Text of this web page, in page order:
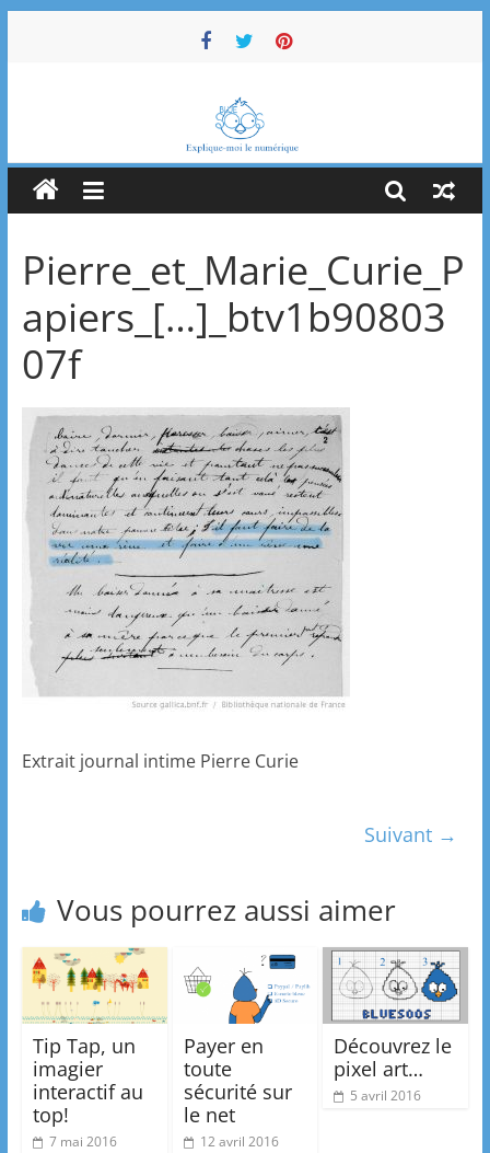
Bluesoos
moi
le
Pierre_et_Marie_Curie_P
apiers_[…]_btv1b90803
07f
Extrait journal intime Pierre Curie
Suivant →
Vous pourrez aussi aimer
Tip Tap, un
imagier
interactif au
top!
7 mai 2016
Payer en
toute
sécurité sur
le net
12 avril 2016
Découvrez le
pixel art…
5 avril 2016